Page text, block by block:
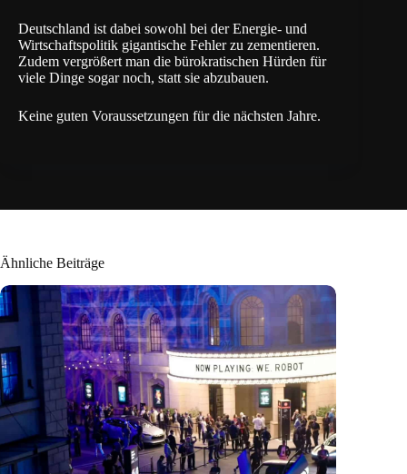
Deutschland ist dabei sowohl bei der Energie- und
Wirtschaftspolitik gigantische Fehler zu zementieren.
Zudem vergrößert man die bürokratischen Hürden für
viele Dinge sogar noch, statt sie abzubauen.
Keine guten Voraussetzungen für die nächsten Jahre.
Ähnliche Beiträge